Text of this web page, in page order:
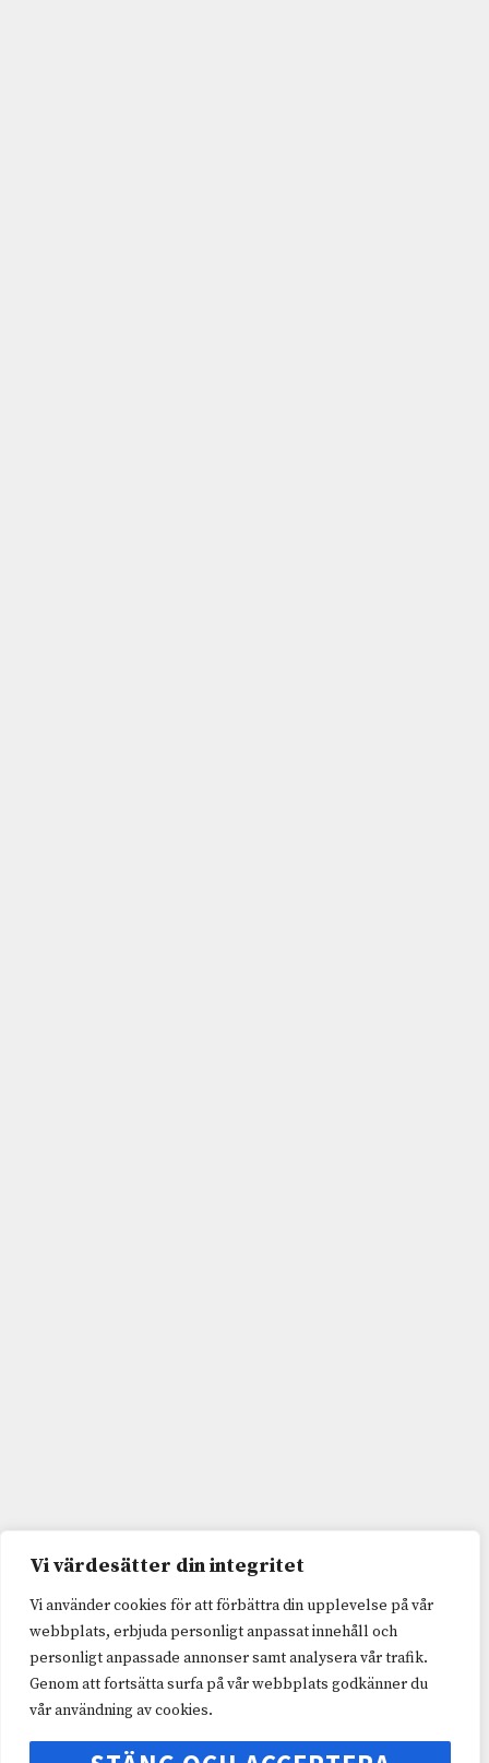
Vi värdesätter din integritet
Vi använder cookies för att förbättra din upplevelse på vår
webbplats, erbjuda personligt anpassat innehåll och
personligt anpassade annonser samt analysera vår trafik.
Genom att fortsätta surfa på vår webbplats godkänner du
vår användning av cookies.